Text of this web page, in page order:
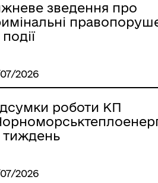
зведення про
2026
роботи КП
тиждень
2026